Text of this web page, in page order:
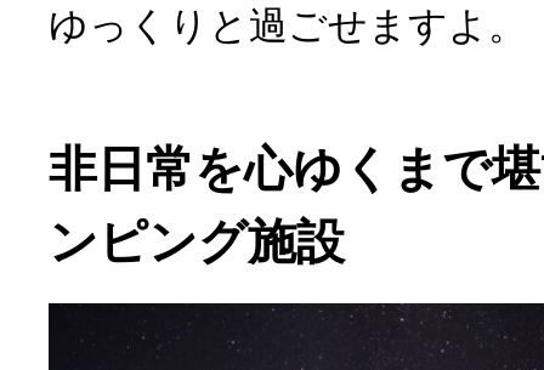
ゆっくりと過ごせますよ。
非日常を心ゆくまで
ンピング施設